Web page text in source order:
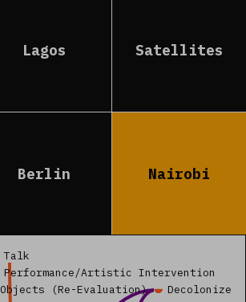
Lagos Satellites
Berlin Nairobi
Talk
Performance/Artistic Intervention
Objects (Re-Evaluation)
Decolonize